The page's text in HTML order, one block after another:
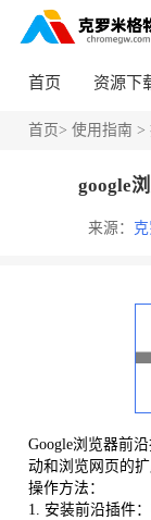
首页 资源下
首页> 使用指南 >
google
来源：
Google浏览器前
动和浏览网页的
操作方法：
1. 安装前沿插件